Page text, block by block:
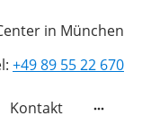
in München
+49 89 55 22 670
Kontakt